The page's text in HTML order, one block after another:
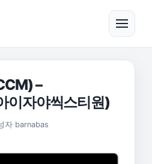
메뉴
–
이자야씩스티원)
년 11월 17일
자 barnabas